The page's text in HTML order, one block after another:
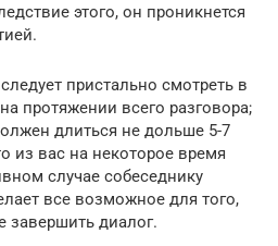
этого, он проникнется
пристально смотреть в
протяжении всего разговора;
длиться не дольше 5-7
из вас на некоторое время
случае собеседнику
все возможное для того,
завершить диалог.